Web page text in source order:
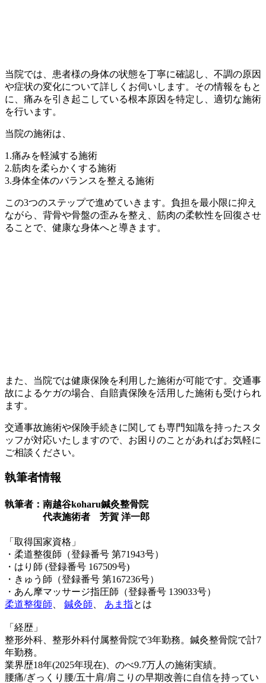
当院では、患者様の身体の状態を丁寧に確認し、不調の原因
や症状の変化について詳しくお伺いします。その情報をもと
に、痛みを引き起こしている根本原因を特定し、適切な施術
を行います。
当院の施術は、
1.痛みを軽減する施術
2.筋肉を柔らかくする施術
3.身体全体のバランスを整える施術
この3つのステップで進めていきます。負担を最小限に抑え
ながら、背骨や骨盤の歪みを整え、筋肉の柔軟性を回復させ
ることで、健康な身体へと導きます。
また、当院では健康保険を利用した施術が可能です。交通事
故によるケガの場合、自賠責保険を活用した施術も受けられ
ます。
交通事故施術や保険手続きに関しても専門知識を持ったスタ
ッフが対応いたしますので、お困りのことがあればお気軽に
ご相談ください。
執筆者情報
執筆者：南越谷koharu鍼灸整骨院
代表施術者 芳賀 洋一郎
「取得国家資格」
・柔道整復師（登録番号 第71943号）
・はり師 (登録番号 167509号)
・きゅう師（登録番号 第167236号）
・あん摩マッサージ指圧師（登録番号 139033号）
柔道整復師
鍼灸師 あま指とは
「経歴」
整形外科、整形外科付属整骨院で3年勤務。鍼灸整骨院で計7
年勤務。
業界歴18年(2025年現在)、のべ9.7万人の施術実績。
腰痛/ぎっくり腰/五十肩/肩こりの早期改善に自信を持ってい